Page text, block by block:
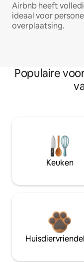
Airbnb heeft
ideaal voor
overplaatsing.
Populaire
Keuken